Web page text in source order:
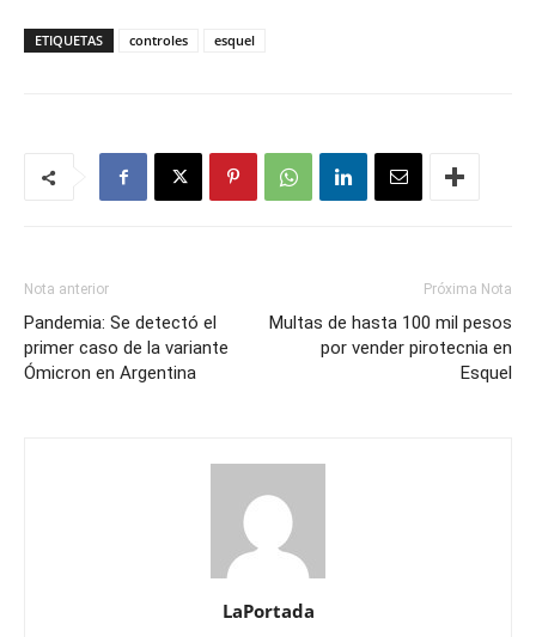
ETIQUETAS controles esquel
Nota anterior
Pandemia: Se detectó el
primer caso de la variante
Ómicron en Argentina
Próxima Nota
Multas de hasta 100 mil pesos
por vender pirotecnia en
Esquel
LaPortada